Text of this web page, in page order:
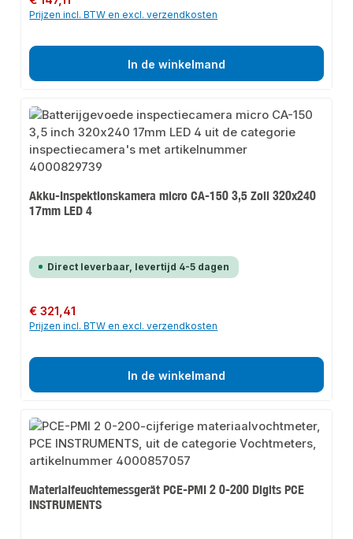
Prijzen incl. BTW en excl. verzendkosten
In de winkelmand
Akku-Inspektionskamera micro CA-150 3,5 Zoll 320x240
17mm LED 4
Direct leverbaar, levertijd 4-5 dagen
Normale prijs:
€ 321,41
Prijzen incl. BTW en excl. verzendkosten
In de winkelmand
Materialfeuchtemessgerät PCE-PMI 2 0-200 Digits PCE
INSTRUMENTS